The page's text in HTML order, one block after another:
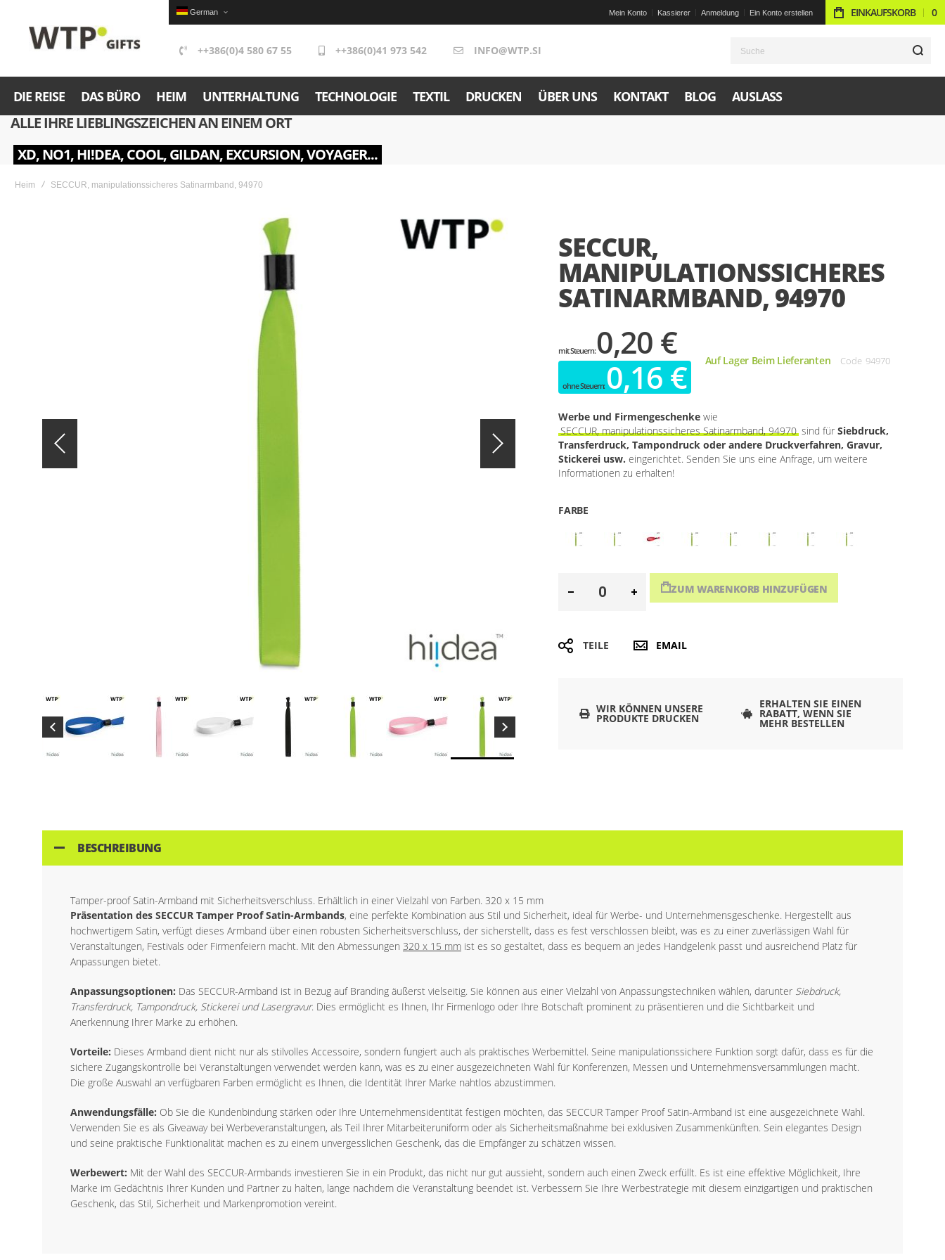
German Mein Konto Kassierer Anmeldung Ein Konto erstellen EINKAUFSKORB 0
++386(0)4 580 67 55 ++386(0)41 973 542 INFO@WTP.SI
DIE REISE DAS BÜRO HEIM UNTERHALTUNG TECHNOLOGIE TEXTIL DRUCKEN ÜBER UNS KONTAKT BLOG AUSLASS
ALLE IHRE LIEBLINGSZEICHEN AN EINEM ORT
XD, NO1, HI!DEA, COOL, GILDAN, EXCURSION, VOYAGER...
Heim SECCUR, manipulationssicheres Satinarmband, 94970
images
gallery
SECCUR,
MANIPULATIONSSICHERES
SATINARMBAND, 94970
0,20 €
0,16 €
Auf Lager Beim Lieferanten Code 94970
Werbe und Firmengeschenke wie
SECCUR, manipulationssicheres Satinarmband, 94970 sind fürSiebdruck,
Transferdruck, Tampondruck oder andere Druckverfahren, Gravur,
Stickerei usw. eingerichtet. Senden Sie uns eine Anfrage, um weitere
Informationen zu erhalten!
FARBE
ZUM WARENKORB HINZUFÜGEN
TEILE EMAIL
WIR KÖNNEN UNSERE
PRODUKTE DRUCKEN
ERHALTEN SIE EINEN
RABATT, WENN SIE
MEHR BESTELLEN
BESCHREIBUNG
Tamper-proof Satin-Armband mit Sicherheitsverschluss. Erhältlich in einer Vielzahl von Farben. 320 x 15 mm
Präsentation des SECCUR Tamper Proof Satin-Armbands, eine perfekte Kombination aus Stil und Sicherheit, ideal für Werbe- und Unternehmensgeschenke. Hergestellt aus
hochwertigem Satin, verfügt dieses Armband über einen robusten Sicherheitsverschluss, der sicherstellt, dass es fest verschlossen bleibt, was es zu einer zuverlässigen Wahl für
Veranstaltungen, Festivals oder Firmenfeiern macht. Mit den Abmessungen 320 x 15 mm ist es so gestaltet, dass es bequem an jedes Handgelenk passt und ausreichend Platz für
Anpassungen bietet.
Anpassungsoptionen: Das SECCUR-Armband ist in Bezug auf Branding äußerst vielseitig. Sie können aus einer Vielzahl von Anpassungstechniken wählen, darunter Siebdruck,
Transferdruck, Tampondruck, Stickerei und Lasergravur. Dies ermöglicht es Ihnen, Ihr Firmenlogo oder Ihre Botschaft prominent zu präsentieren und die Sichtbarkeit und
Anerkennung Ihrer Marke zu erhöhen.
Vorteile: Dieses Armband dient nicht nur als stilvolles Accessoire, sondern fungiert auch als praktisches Werbemittel. Seine manipulationssichere Funktion sorgt dafür, dass es für die
sichere Zugangskontrolle bei Veranstaltungen verwendet werden kann, was es zu einer ausgezeichneten Wahl für Konferenzen, Messen und Unternehmensversammlungen macht.
Die große Auswahl an verfügbaren Farben ermöglicht es Ihnen, die Identität Ihrer Marke nahtlos abzustimmen.
Anwendungsfälle: Ob Sie die Kundenbindung stärken oder Ihre Unternehmensidentität festigen möchten, das SECCUR Tamper Proof Satin-Armband ist eine ausgezeichnete Wahl.
Verwenden Sie es als Giveaway bei Werbeveranstaltungen, als Teil Ihrer Mitarbeiteruniform oder als Sicherheitsmaßnahme bei exklusiven Zusammenkünften. Sein elegantes Design
und seine praktische Funktionalität machen es zu einem unvergesslichen Geschenk, das die Empfänger zu schätzen wissen.
Werbewert: Mit der Wahl des SECCUR-Armbands investieren Sie in ein Produkt, das nicht nur gut aussieht, sondern auch einen Zweck erfüllt. Es ist eine effektive Möglichkeit, Ihre
Marke im Gedächtnis Ihrer Kunden und Partner zu halten, lange nachdem die Veranstaltung beendet ist. Verbessern Sie Ihre Werbestrategie mit diesem einzigartigen und praktischen
Geschenk, das Stil, Sicherheit und Markenpromotion vereint.